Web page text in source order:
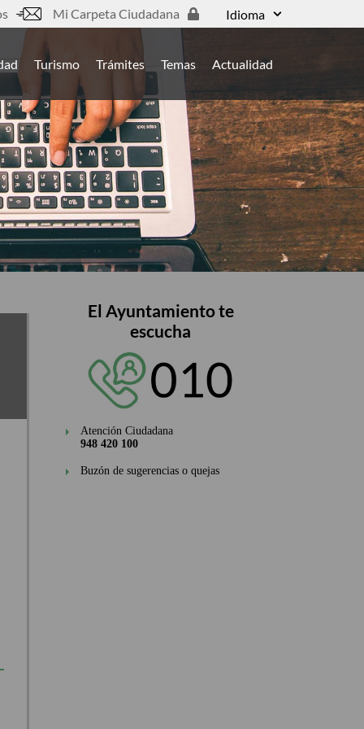
Mi Carpeta Ciudadana Idioma
Turismo Trámites Temas Actualidad
El Ayuntamiento te
escucha
Atención Ciudadana
948 420 100
Buzón de sugerencias o quejas